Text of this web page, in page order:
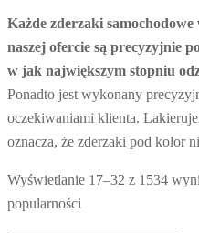
Każde zderzaki
naszej ofercie są precyzyjnie
w jak największym stopniu
Ponadto jest wykonany
oczekiwaniami klienta.
oznacza, że zderzaki pod kolor
Wyświetlanie 17–32 z 1534
popularności